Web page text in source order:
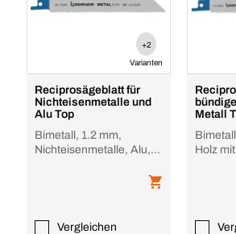
+2
Varianten
Reciprosägeblatt für
Nichteisenmetalle und
Alu Top
Bimetall, 1.2 mm,
Nichteisenmetalle, Alu,
Vergleichen
Metall
Holz